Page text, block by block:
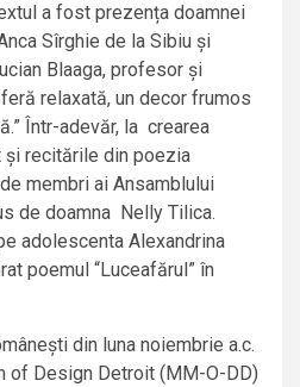
a fost prezența doamnei
Sîrghie de la Sibiu și
Blaaga, profesor și
relaxată, un decor frumos
Într-adevăr, la crearea
recitările din poezia
membri ai Ansamblului
de doamna Nelly Tilica.
adolescenta Alexandrina
poemul “Luceafărul” în
din luna noiembrie a.c.
of Design Detroit (MM-O-DD)